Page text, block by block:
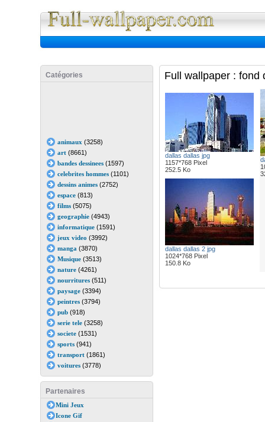
Catégories
animaux (3258)
art(8661)
bandes dessinees(1597)
celebrites hommes(1101)
dessins animes(2752)
espace(813)
films(5075)
geographie(4943)
informatique(1591)
jeux video (3992)
manga (3870)
Musique(3513)
nature(4261)
nourritures(511)
paysage(3394)
peintres(3794)
pub(918)
serie tele(3258)
societe(1531)
sports(941)
transport(1861)
voitures(3778)
Partenaires
Mini Jeux
Icone Gif
Full wallpaper : fond
dallas dallas jpg
1157*768 Pixel
252.5 Ko
dallas dallas 2 jpg
1024*768 Pixel
150.8 Ko